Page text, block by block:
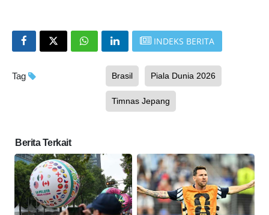
INDEKS BERITA
Tag Brasil Piala Dunia 2026
Timnas Jepang
Berita Terkait